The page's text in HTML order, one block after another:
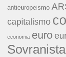
antieuropeismo
capitalismo
economia euro